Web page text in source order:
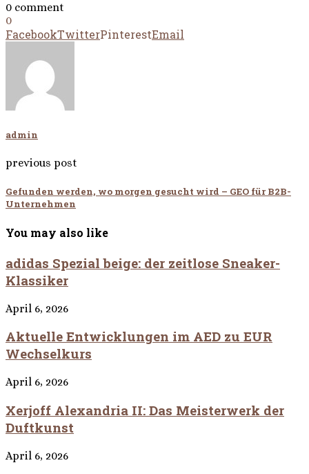
0 comment
0
FacebookTwitterPinterestEmail
admin
previous post
Gefunden werden, wo morgen gesucht wird – GEO für B2B-
Unternehmen
You may also like
adidas Spezial beige: der zeitlose Sneaker-
Klassiker
April 6, 2026
Aktuelle Entwicklungen im AED zu EUR
Wechselkurs
April 6, 2026
Xerjoff Alexandria II: Das Meisterwerk der
Duftkunst
April 6, 2026